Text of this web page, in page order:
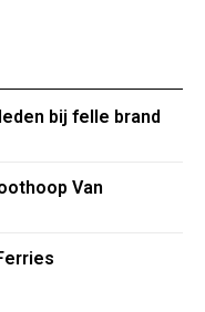
bij felle brand
Van